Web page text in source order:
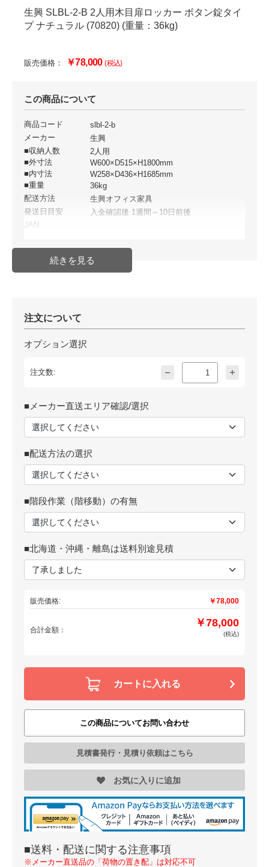
生興 SLBL-2-B 2人用木目扉ロッカー ボタン錠タイ
プ ナチュラル (70820) (重量：36kg)
販売価格： ￥78,000(税込)
この商品について
商品コード
slbl-2-b
メーカー
生興
■収納人数
2人用
■外寸法
W600×D515×H1800mm
■内寸法
W258×D436×H1685mm
■重量
36kg
配送方法
生興オフィス家具
発送日目安
入金確認後 1週間～10日前後
JAN
注文について
オプション選択
注文数:
■メーカー直送エリア確認/選択
■配送方法の選択
■階段作業（階移動）の有無
■北海道・沖縄・離島は送料別途見積
販売価格: ￥78,000
合計金額：
￥78,000
(税込)
カートに入れる
この商品についてお問い合わせ
見積書発行・見積り依頼はこちら
お気に入りに追加
■送料・配送に関する注意事項
※メーカー直送品の「荷物の置き配」は対応不可